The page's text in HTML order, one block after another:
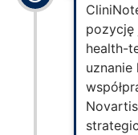
health-
uznanie